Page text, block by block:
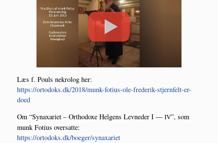
Læs f. Pouls nekro­log her:
https://ortodoks.dk/2018/munk-fotius-ole-frederik-stjernfelt-er-
doed
Om “Synaxa­ri­et – Ort­ho­doxe Hel­gens Lev­ne­der I —IV”, som
munk Foti­us over­sat­te:
https://ortodoks.dk/boeger/synaxariet